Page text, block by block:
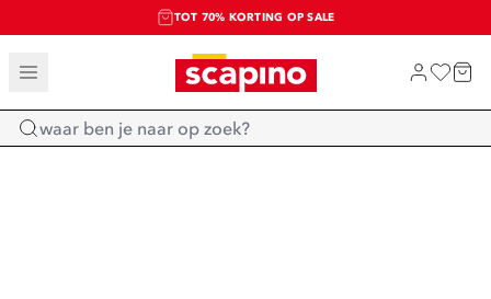
TOT 70% KORTING OP SALE
SALE: LAATSTE KANS!
SHOP NIEUW
Home